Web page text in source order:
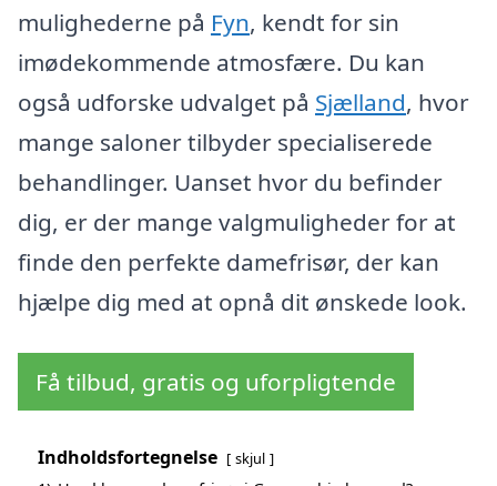
mulighederne på Fyn, kendt for sin
imødekommende atmosfære. Du kan
også udforske udvalget på Sjælland, hvor
mange saloner tilbyder specialiserede
behandlinger. Uanset hvor du befinder
dig, er der mange valgmuligheder for at
finde den perfekte damefrisør, der kan
hjælpe dig med at opnå dit ønskede look.
Få tilbud, gratis og uforpligtende
Indholdsfortegnelse skjul